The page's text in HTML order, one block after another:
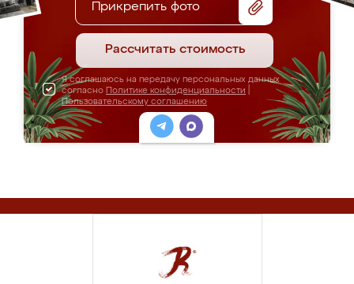
Прикрепить фото
Рассчитать стоимость
Я соглашаюсь на передачу персональных данных
согласно Политике конфиденциальности
Пользовательскому соглашению